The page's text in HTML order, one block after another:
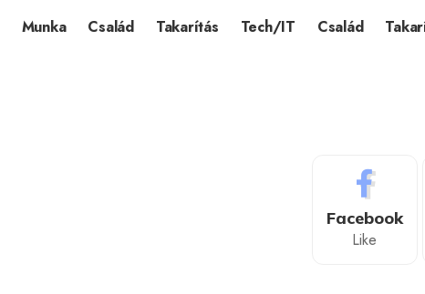
Munka Család Takarítás Tech/IT Család
Facebook
Like